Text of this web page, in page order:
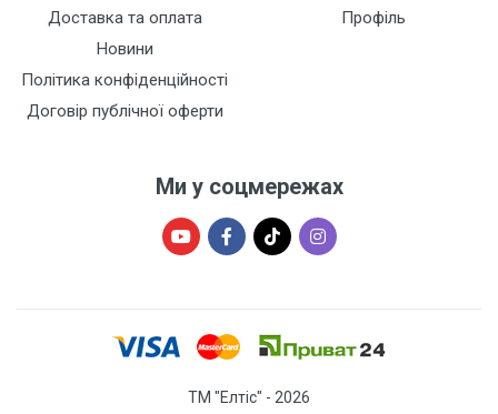
Доставка та оплата
Новини
Політика конфіденційності
Договір публічної оферти
Профіль
Ми у соцмережах
ТМ "Елтіс" - 2026